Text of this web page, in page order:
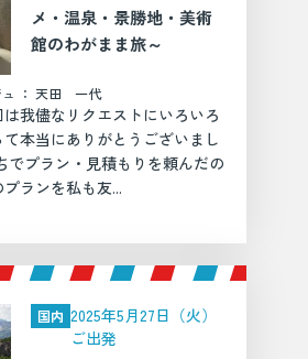
メ・温泉・景勝地・美術
館のわがまま旅～
ュ ： 天田 一代
我儘なリクエストにいろいろ
本当にありがとうございまし
でプラン・見積もりを頼んだの
ランを私も友...
国内 2025年5月27日（火）
ご出発